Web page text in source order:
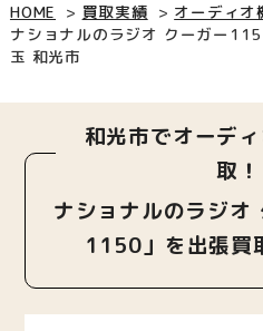
HOME 買取実績 オーディオ
ナショナルのラジオ クーガー
玉 和光市
和光市でオーデ
取！
ナショナルのラジオ
1150」を出張買